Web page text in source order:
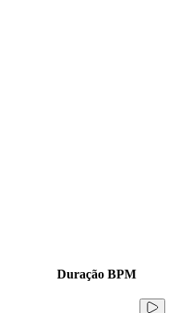
Duração BPM